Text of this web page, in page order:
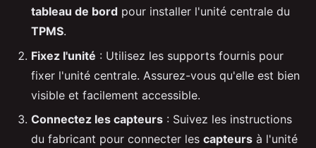
tableau de bord pour installer l'unité centrale du
TPMS.
Fixez l'unité : Utilisez les supports fournis pour
fixer l'unité centrale. Assurez-vous qu'elle est bien
visible et facilement accessible.
Connectez les capteurs : Suivez les instructions
du fabricant pour connecter les capteurs à l'unité